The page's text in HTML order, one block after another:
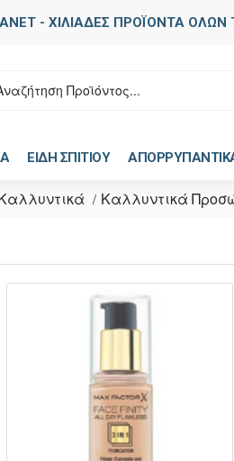
- ΧΙΛΙΑΔΕΣ ΠΡΟΪΟΝΤΑ
ΕΙΔΗ ΣΠΙΤΙΟΥ
Καλλυντικά